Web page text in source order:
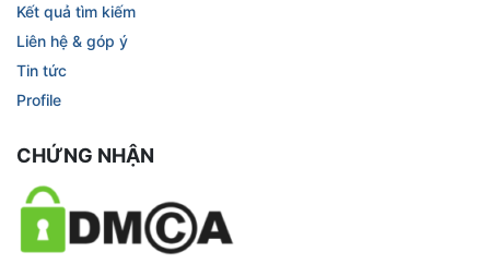
Kết quả tìm kiếm
Liên hệ & góp ý
Tin tức
Profile
CHỨNG NHẬN